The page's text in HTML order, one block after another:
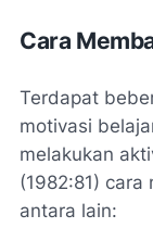
Cara
Terdapat
motivasi
melakukan
(1982:81)
antara lain: